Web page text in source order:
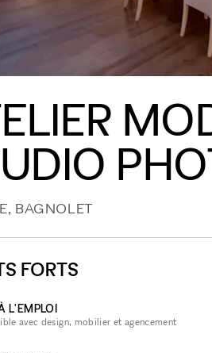
BAGNOLET
FORTS
L'EMPLOI
avec design, mobilier et agencement